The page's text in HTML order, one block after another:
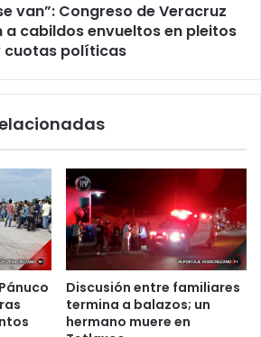
van”: Congreso de Veracruz
cabildos envueltos en pleitos
cuotas políticas
Discusión entre familiares
termina a balazos; un
hermano muere en